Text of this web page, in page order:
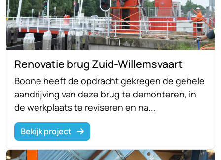
Renovatie brug Zuid-Willemsvaart
Boone heeft de opdracht gekregen de gehele
aandrijving van deze brug te demonteren, in
de werkplaats te reviseren en na...
Bekijk project